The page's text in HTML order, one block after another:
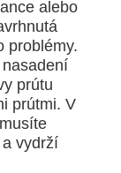
alebo
problémy.
prútu
prútmi. V
vydrží